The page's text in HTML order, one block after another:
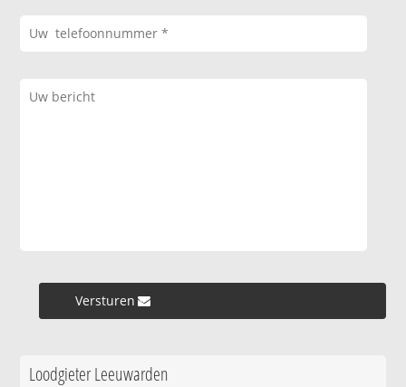
Versturen »
Loodgieter Leeuwarden